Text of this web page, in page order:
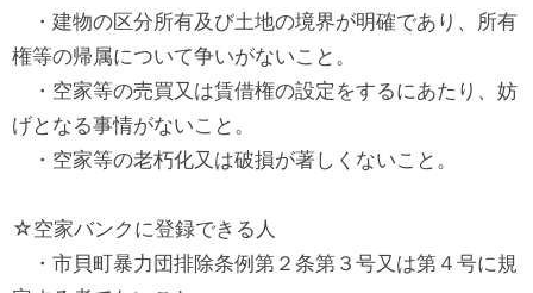
・建物の区分所有及び土地の境界が明確であり、所有
権等の帰属について争いがないこと。
・空家等の売買又は賃借権の設定をするにあたり、妨
げとなる事情がないこと。
・空家等の老朽化又は破損が著しくないこと。
☆空家バンクに登録できる人
・市貝町暴力団排除条例第２条第３号又は第４号に規